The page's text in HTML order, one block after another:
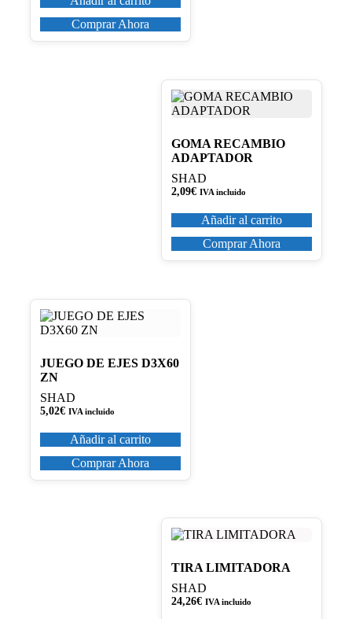
Comprar Ahora
GOMA RECAMBIO
ADAPTADOR
SHAD
2,09€ IVA incluido
Añadir al carrito
Comprar Ahora
JUEGO DE EJES D3X60
ZN
SHAD
5,02€ IVA incluido
Añadir al carrito
Comprar Ahora
TIRA LIMITADORA
SHAD
24,26€ IVA incluido